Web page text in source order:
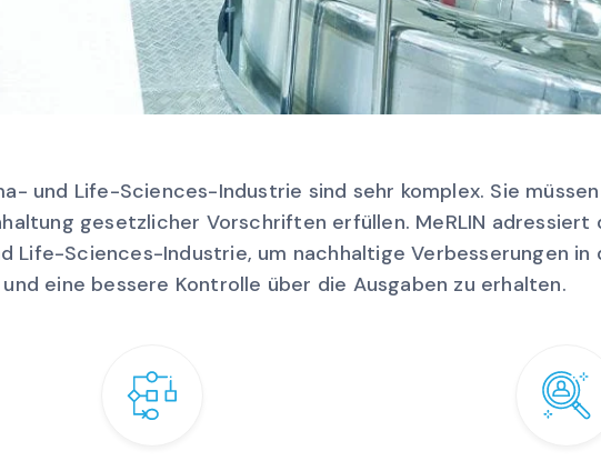
und Life-Sciences-Industrie sind sehr komplex. Sie
gesetzlicher Vorschriften erfüllen. MeRLIN adressiert
Life-Sciences-Industrie, um nachhaltige Verbesserungen in
eine bessere Kontrolle über die Ausgaben zu erhalten.